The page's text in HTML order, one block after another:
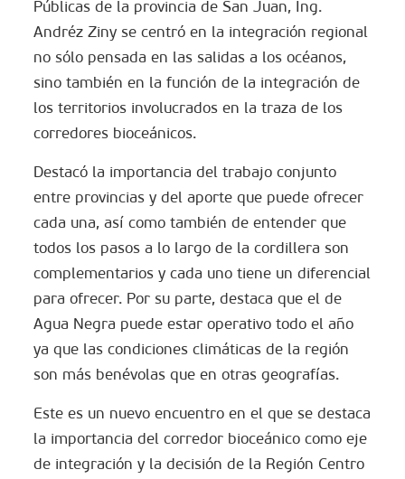
Públicas de la provincia de San Juan, Ing.
Andréz Ziny se centró en la integración regional
no sólo pensada en las salidas a los océanos,
sino también en la función de la integración de
los territorios involucrados en la traza de los
corredores bioceánicos.
Destacó la importancia del trabajo conjunto
entre provincias y del aporte que puede ofrecer
cada una, así como también de entender que
todos los pasos a lo largo de la cordillera son
complementarios y cada uno tiene un diferencial
para ofrecer. Por su parte, destaca que el de
Agua Negra puede estar operativo todo el año
ya que las condiciones climáticas de la región
son más benévolas que en otras geografías.
Este es un nuevo encuentro en el que se destaca
la importancia del corredor bioceánico como eje
de integración y la decisión de la Región Centro